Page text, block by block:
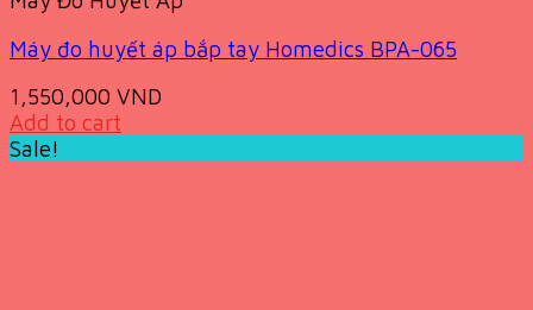
Máy đo huyết áp bắp tay Homedics BPA-065
1,550,000 VND
Add to cart
Sale!